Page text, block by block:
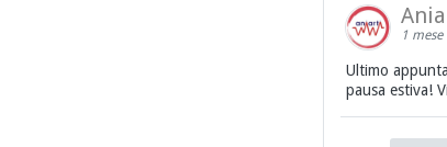
1
Ultimo
pausa estiva!